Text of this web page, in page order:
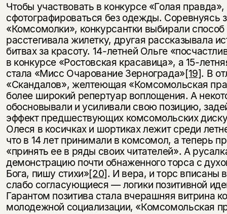
Чтобы участвовать в конкурсе «Голая
сфотографироваться без одежды. Соревнуясь
«Комсомолки», конкурсантки выбирали
расстегивала жилетку, другая рассказывала
битвах за красоту. 14-летней Ольге
в конкурсе «Ростовская красавица», а 15-
стала «Мисс Очарование Зернограда»[19]. В
«Скандалов», желтеющая «Комсомольская
более широкий репертуар воплощения. А
обосновывали и усиливали свою позицию,
эффект предшествующих комсомольских
Олеся в косичках и шортиках лежит среди
что в 14 лет принимали в комсомол, а теперь
«принять ее в ряды своих читателей». А
демонстрацию почти обнаженного торса с
Бога, пишу стихи»[20]. И вера, и торс вписаны
слабо согласующиеся — логики позитивной
Гарантом позитива стала вчерашняя витрина
молодежной социализации, «Комсомольская